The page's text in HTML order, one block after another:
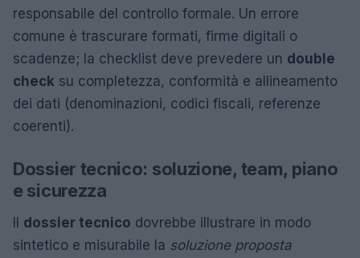
responsabile del controllo formale. Un errore
comune è trascurare formati, firme digitali o
scadenze; la checklist deve prevedere un double
check su completezza, conformità e allineamento
dei dati (denominazioni, codici fiscali, referenze
coerenti).
Dossier tecnico: soluzione, team, piano
e sicurezza
dossier tecnico dovrebbe illustrare in modo
sintetico e misurabile la soluzione proposta